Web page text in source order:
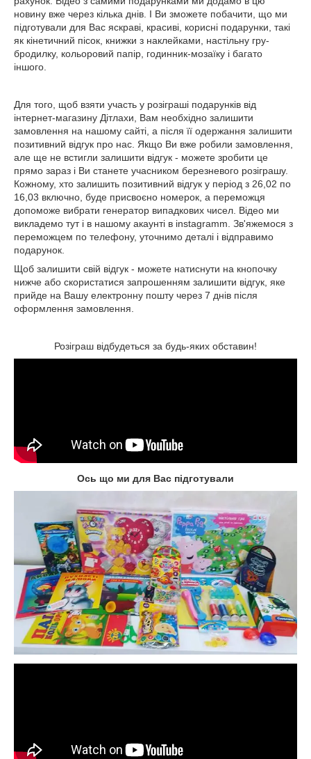
новину вже через кілька днів. І Ви зможете побачити, що ми
підготували для Вас яскраві, красиві, корисні подарунки, такі
як кінетичний пісок, книжки з наклейками, настільну гру-
бродилку, кольоровий папір, годинник-мозаїку і багато
іншого.
Для того, щоб взяти участь у розіграші подарунків від
інтернет-магазину Дітлахи, Вам необхідно залишити
замовлення на нашому сайті, а після її одержання залишити
позитивний відгук про нас. Якщо Ви вже робили замовлення,
але ще не встигли залишити відгук - можете зробити це
прямо зараз і Ви станете учасником березневого розіграшу.
Кожному, хто залишить позитивний відгук у період з 26,02 по
16,03 включно, буде присвоєно номерок, а переможця
допоможе вибрати генератор випадкових чисел. Відео ми
викладемо тут і в нашому акаунті в instagramm. Зв'яжемося з
переможцем по телефону, уточнимо деталі і відправимо
подарунок.
Щоб залишити свій відгук - можете натиснути на кнопочку
нижче або скористатися запрошенням залишити відгук, яке
прийде на Вашу електронну пошту через 7 днів після
оформлення замовлення.
Розіграш відбудеться за будь-яких обставин!
Ось що ми для Вас підготували